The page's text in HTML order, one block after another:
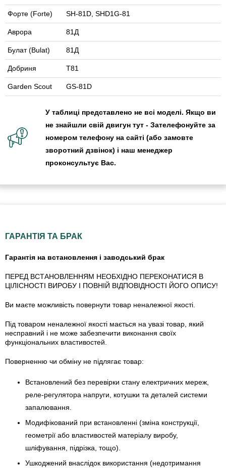
Форте (Forte) SH-81D, SHD1G-81
Аврора 81Д
Булат (Bulat) 81Д
Добриня Т81
Garden Scout GS-81D
У таблиці представлено не всі моделі. Якщо ви
не знайшли свій двигун тут - Зателефонуйте за
номером телефону на сайті (або замовте
зворотний дзвінок) і наш менеджер
проконсультує Вас.
ГАРАНТІЯ ТА БРАК
Гарантія на встановлення і заводський брак
ПЕРЕД ВСТАНОВЛЕННЯМ НЕОБХІДНО ПЕРЕКОНАТИСЯ В
ЦІЛІСНОСТІ ВИРОБУ І ПОВНІЙ ВІДПОВІДНОСТІ ЙОГО ОПИСУ!
Ви маєте можливість повернути товар неналежної якості.
Під товаром неналежної якості мається на увазі товар, який
несправний і не може забезпечити виконання своїх
функціональних властивостей.
Поверненню чи обміну не підлягає товар:
Встановлений без перевірки стану електричних мереж,
реле-регулято­ра напруги, котушки та деталей системи
запалювання.
Модифікований при встановленні (зміна конструкції,
геометрії або властивостей матеріалу виробу,
шліфування, підрізка, тощо).
Ушкоджений внаслідок використання (недотримання